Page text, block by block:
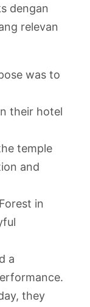
dengan
relevan
was to
their hotel
temple
and
in
a
they